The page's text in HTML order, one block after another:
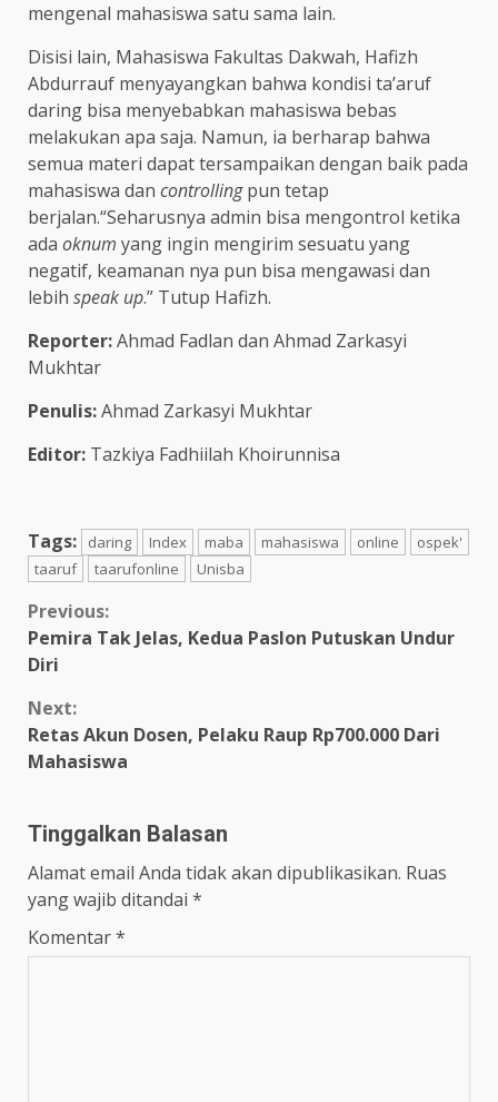
mengenal mahasiswa satu sama lain.
Disisi lain, Mahasiswa Fakultas Dakwah, Hafizh
Abdurrauf menyayangkan bahwa kondisi ta’aruf
daring bisa menyebabkan mahasiswa bebas
melakukan apa saja. Namun, ia berharap bahwa
semua materi dapat tersampaikan dengan baik pada
mahasiswa dan controllingpun tetap
berjalan.“Seharusnya admin bisa mengontrol ketika
ada oknum yang ingin mengirim sesuatu yang
negatif, keamanan nya pun bisa mengawasi dan
lebih speak up.” Tutup Hafizh.
Reporter:Ahmad Fadlan dan Ahmad Zarkasyi
Mukhtar
Penulis:Ahmad Zarkasyi Mukhtar
Editor: Tazkiya Fadhiilah Khoirunnisa
Tags: daring Index maba mahasiswa online
ospek'
taaruf
taarufonline Unisba
Previous:
Pemira Tak Jelas, Kedua Paslon Putuskan Undur
Diri
Next:
Retas Akun Dosen, Pelaku Raup Rp700.000 Dari
Mahasiswa
Tinggalkan Balasan
Alamat email Anda tidak akan dipublikasikan. Ruas
yang wajib ditandai *
Komentar*